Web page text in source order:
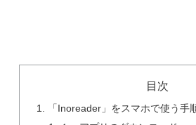
目次
「Inoreader」をスマホで使う手